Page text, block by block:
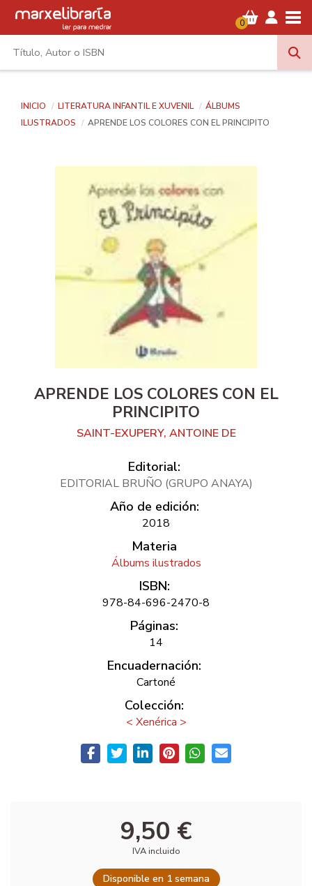
0
INICIO LITERATURA INFANTIL E XUVENIL
ÁLBUMS
ILUSTRADOS
APRENDE LOS COLORES CON EL PRINCIPITO
APRENDE LOS COLORES CON EL
PRINCIPITO
SAINT-EXUPERY, ANTOINE DE
Editorial:
EDITORIAL BRUÑO (GRUPO ANAYA)
Año de edición:
2018
Materia
Álbums ilustrados
ISBN:
978-84-696-2470-8
Páginas:
14
Encuadernación:
Cartoné
Colección:
< Xenérica >
9,50 €
IVA incluido
Disponible en 1 semana